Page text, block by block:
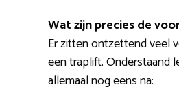
Wat zijn precies de
Er zitten ontzettend veel
een traplift. Onderstaand
allemaal nog eens na: